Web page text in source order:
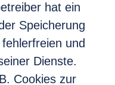
hat ein
Speicherung
und
Dienste.
Cookies zur